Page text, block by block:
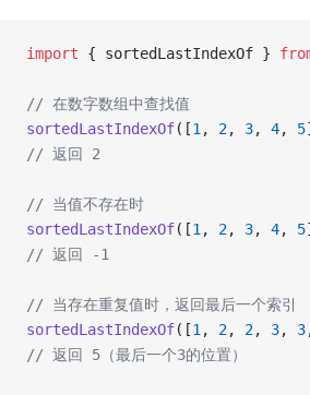
import { sortedLastIndexOf }
// 在数字数组中查找值
sortedLastIndexOf([1 , 2, 3, 4, 5
// 返回 2
// 当值不存在时
sortedLastIndexOf([1 , 2, 3, 4, 5
// 返回 -1
// 当存在重复值时，返回最后一个索引
sortedLastIndexOf([1 , 2, 2, 3, 3
// 返回 5（最后一个3的位置）